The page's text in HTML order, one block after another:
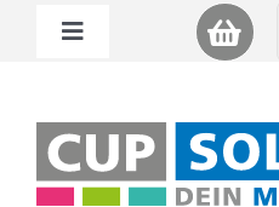
Toggle
Miet Cup